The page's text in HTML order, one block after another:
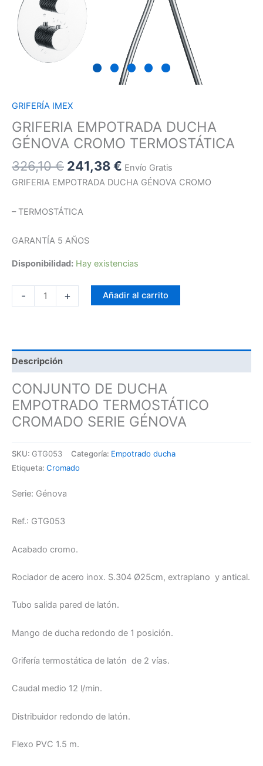
GRIFERÍA IMEX
GRIFERIA EMPOTRADA DUCHA
GÉNOVA CROMO TERMOSTÁTICA
326,10€ 241,38€ Envío Gratis
GRIFERIA EMPOTRADA DUCHA GÉNOVA CROMO
– TERMOSTÁTICA
GARANTÍA 5 AÑOS
Disponibilidad: Hay existencias
- + Añadir al carrito
Descripción
CONJUNTO DE DUCHA
EMPOTRADO TERMOSTÁTICO
CROMADO SERIE GÉNOVA
SKU: GTG053 Categoría: Empotrado ducha
Etiqueta: Cromado
Serie: Génova
Ref.: GTG053
Acabado cromo.
Rociador de acero inox. S.304 Ø25cm, extraplano y antical.
Tubo salida pared de latón.
Mango de ducha redondo de 1 posición.
Grifería termostática de latón de 2 vías.
Caudal medio 12 l/min.
Distribuidor redondo de latón.
Flexo PVC 1.5 m.